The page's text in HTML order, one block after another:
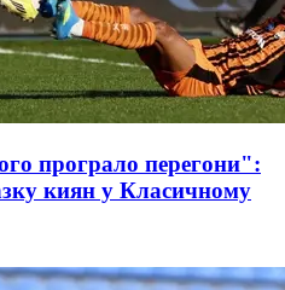
програло перегони":
киян у Класичному